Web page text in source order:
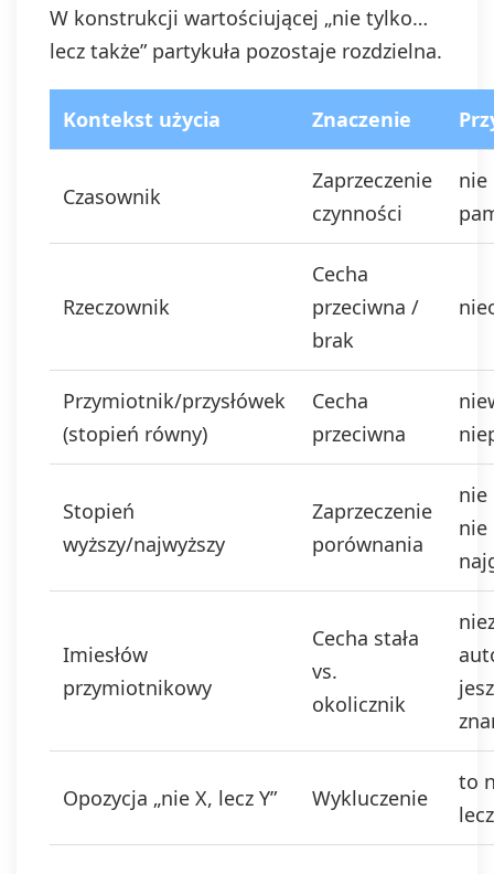
W konstrukcji wartościującej „nie tylko…
lecz także” partykuła pozostaje rozdzielna.
Kontekst użycia Znaczenie
Czasownik
Zaprzeczenie
czynności
nie
Rzeczownik
Cecha
przeciwna /
brak
Przymiotnik/przysłówek
(stopień równy)
Cecha
przeciwna
Stopień
wyższy/najwyższy
Zaprzeczenie
porównania
nie
nie
Imiesłów
przymiotnikowy
Cecha stała
vs.
okolicznik
Opozycja „nie X, lecz Y” Wykluczenie
to